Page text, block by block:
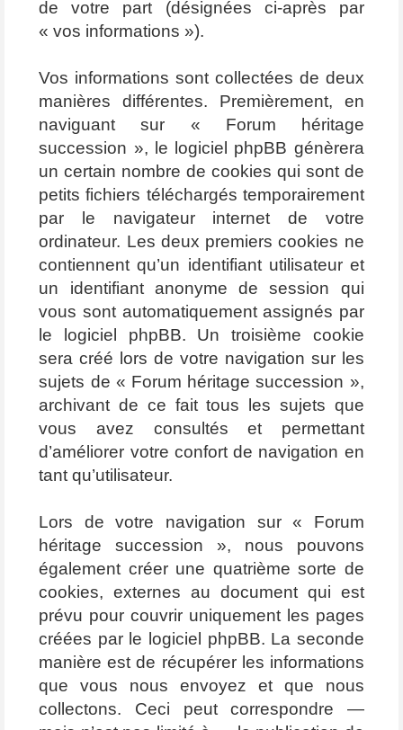
de votre part (désignées ci-après par
« vos informations »).
Vos informations sont collectées de deux
manières différentes. Premièrement, en
naviguant sur « Forum héritage
succession », le logiciel phpBB génèrera
un certain nombre de cookies qui sont de
petits fichiers téléchargés temporairement
par le navigateur internet de votre
ordinateur. Les deux premiers cookies ne
contiennent qu’un identifiant utilisateur et
un identifiant anonyme de session qui
vous sont automatiquement assignés par
le logiciel phpBB. Un troisième cookie
sera créé lors de votre navigation sur les
sujets de « Forum héritage succession »,
archivant de ce fait tous les sujets que
vous avez consultés et permettant
d’améliorer votre confort de navigation en
tant qu’utilisateur.
Lors de votre navigation sur « Forum
héritage succession », nous pouvons
également créer une quatrième sorte de
cookies, externes au document qui est
prévu pour couvrir uniquement les pages
créées par le logiciel phpBB. La seconde
manière est de récupérer les informations
que vous nous envoyez et que nous
collectons. Ceci peut correspondre —